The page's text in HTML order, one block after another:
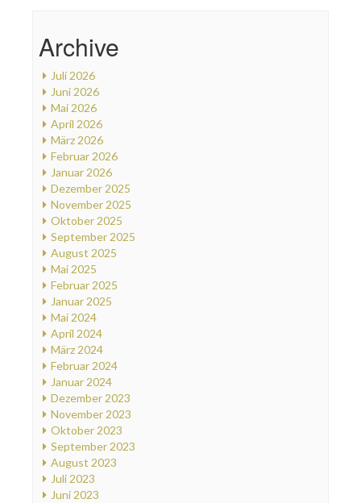
Archive
Juli 2026
Juni 2026
Mai 2026
April 2026
März 2026
Februar 2026
Januar 2026
Dezember 2025
November 2025
Oktober 2025
September 2025
August 2025
Mai 2025
Februar 2025
Januar 2025
Mai 2024
April 2024
März 2024
Februar 2024
Januar 2024
Dezember 2023
November 2023
Oktober 2023
September 2023
August 2023
Juli 2023
Juni 2023